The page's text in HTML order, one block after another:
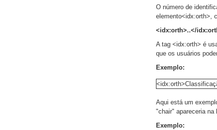
O número de
elemento<idx:orth>,
<idx:orth>..</
A tag <idx:orth> é
que os usuários
Exemplo:
Aqui está um
"chair" apareceria
Exemplo: